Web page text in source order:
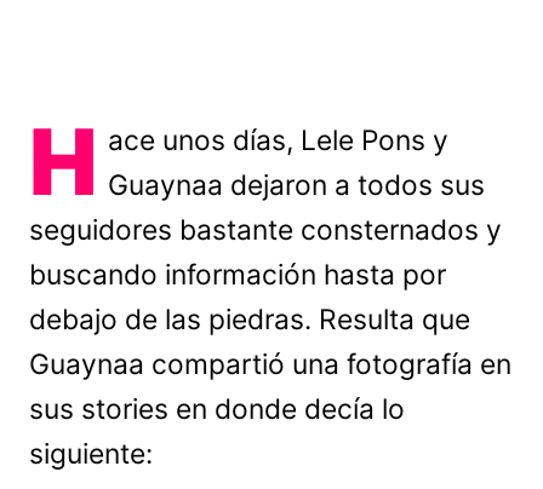
H ace unos días, Lele Pons y
Guaynaa dejaron a todos sus
seguidores bastante consternados y
buscando información hasta por
debajo de las piedras. Resulta que
Guaynaa compartió una fotografía en
sus stories en donde decía lo
siguiente: